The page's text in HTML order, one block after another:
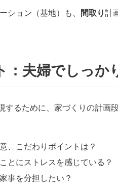
ション（基地）も、
間取り計
：夫婦でしっか
するために、家づくりの計画
、こだわりポイントは？
とにストレスを感じている？
事を分担したい？